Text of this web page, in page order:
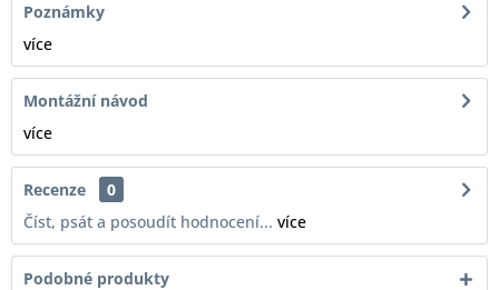
Poznámky
více
Montážní návod
více
Recenze
0
Číst, psát a posoudít hodnocení... více
Podobné produkty